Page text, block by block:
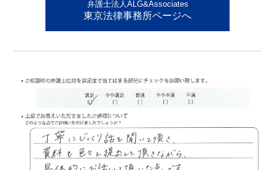
弁護士法人ALG&Associates
東京法律事務所ページへ